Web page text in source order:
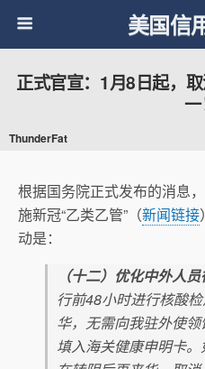
美国信
正式官宣：1月8日起，
一
ThunderFat
根据国务院正式发布的消息
施新冠“乙类乙管”（新闻链接
动是：
（十二）优化中外人员
行前48小时进行核酸
华，无需向我驻外使
填入海关健康申明卡